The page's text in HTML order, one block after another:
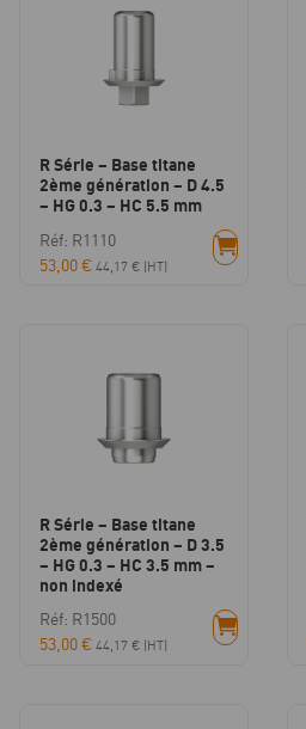
R Série – Base titane
2ème génération – D 4.5
– HG 0.3 – HC 5.5 mm
Réf: R1110
53,00€ 44,17 € (HT)
R Série – Base titane
2ème génération – D 3.5
– HG 0.3 – HC 3.5 mm –
non indexé
Réf: R1500
53,00€ 44,17 € (HT)